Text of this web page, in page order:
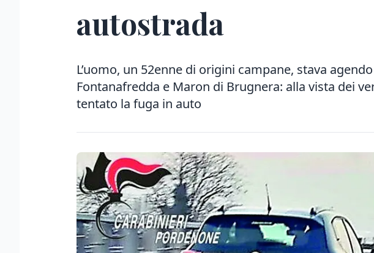
autostrada
L’uomo, un 52enne di origini campane, stava
Fontanafredda e Maron di Brugnera: alla vista dei
tentato la fuga in auto